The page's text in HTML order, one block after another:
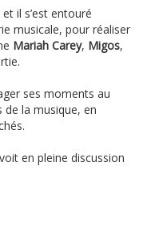
il s’est entouré
musicale, pour réaliser
Mariah Carey, Migos,
ses moments au
de la musique, en
en pleine discussion